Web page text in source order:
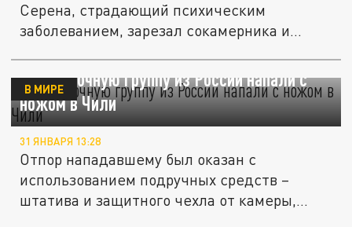
Серена, страдающий психическим
заболеванием, зарезал сокамерника и
На съёмочную группу из России напали с
ножом в Чили
В МИРЕ
31 ЯНВАРЯ 13:28
Отпор нападавшему был оказан с
использованием подручных средств –
штатива и защитного чехла от камеры,